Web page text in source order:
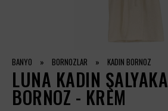
BANYO » BORNOZLAR » KADIN BORNOZ
LUNA KADIN ŞALYAKA
BORNOZ - KREM